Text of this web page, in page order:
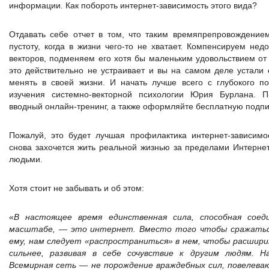
информации. Как побороть интернет-зависимость этого вида?
Отдавать себе отчет в том, что таким
пустоту, когда в жизни чего-то не хватает. Компенсируем
векторов, подменяем его хотя бы маленьким удовольствием
это действительно не устраивает и вы на самом деле устали
менять в своей жизни. И начать лучше всего с глубокого
изучения системно-векторной психологии Юрия Бурлана.
вводный онлайн-тренинг, а также оформляйте бесплатную
Пожалуй, это будет лучшая профилактика интернет-
снова захочется жить реальной жизнью за пределами
людьми.
Хотя стоит не забывать и об этом:
«В настоящее время единственная сила, способная
масштабе, — это интернет. Вместо того чтобы
ему, нам следует «распространиться» в нем, чтобы
сильнее, развивая в себе сочувствие к другим людям.
Всемирная сеть — не порождение враждебных сил,